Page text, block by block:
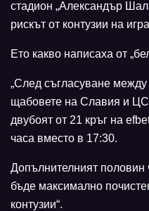
стадион „Александър
рискът от контузии на
Ето какво написаха от
„След съгласуване между
щабовете на Славия и
двубоят от 21 кръг на
часа вместо в 17:30.
Допълнителният половин
бъде максимално
контузии“.